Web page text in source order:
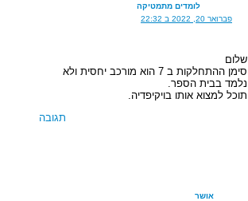
לומדים מתמטיקה
פברואר 20, 2022 ב 22:32
שלום
סימן ההתחלקות ב 7 הוא מורכב יחסית ולא
נלמד בבית הספר.
תוכל למצוא אותו בויקיפדיה.
תגובה
אושר